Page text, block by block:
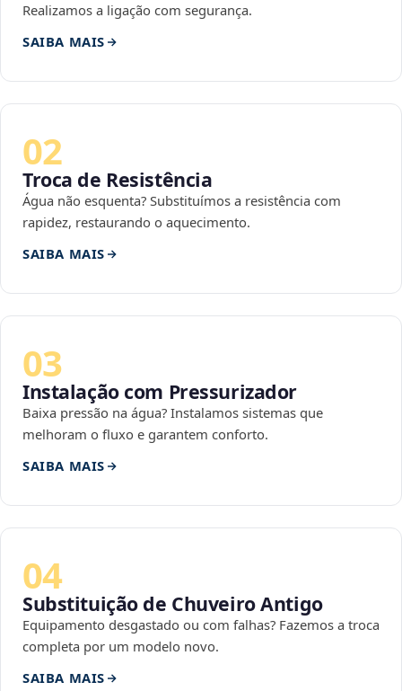
Realizamos a ligação com segurança.
SAIBA MAIS
02
Troca de Resistência
Água não esquenta? Substituímos a resistência com
rapidez, restaurando o aquecimento.
SAIBA MAIS
03
Instalação com Pressurizador
Baixa pressão na água? Instalamos sistemas que
melhoram o fluxo e garantem conforto.
SAIBA MAIS
04
Substituição de Chuveiro Antigo
Equipamento desgastado ou com falhas? Fazemos a troca
completa por um modelo novo.
SAIBA MAIS